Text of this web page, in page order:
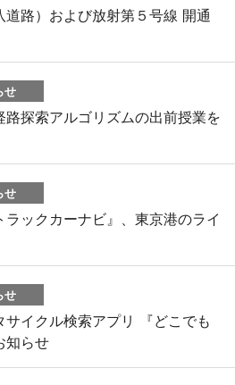
路）および放射第５号線 開通
せ
探索アルゴリズムの出前授業を
せ
ックカーナビ』、東京港のライ
せ
サイクル検索アプリ 『どこでも
知らせ